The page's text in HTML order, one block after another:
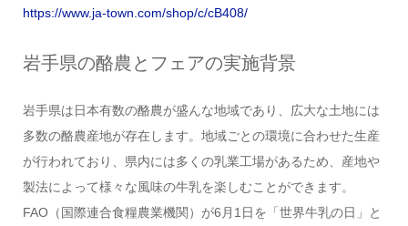
https://www.ja-town.com/shop/c/cB408/
岩手県の酪農とフェアの実施背景
岩手県は日本有数の酪農が盛んな地域であり、広大な土地には
多数の酪農産地が存在します。地域ごとの環境に合わせた生産
が行われており、県内には多くの乳業工場があるため、産地や
製法によって様々な風味の牛乳を楽しむことができます。
FAO（国際連合食糧農業機関）が6月1日を「世界牛乳の日」と